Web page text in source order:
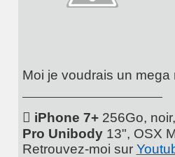
Moi je voudrais un mega
 iPhone 7+256Go,
Pro Unibody13", OSX
Retrouvez-moi sur